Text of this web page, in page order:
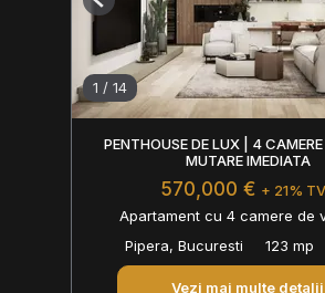
1 / 14
Previous
PENTHOUSE DE LUX | 4 CAMERE
MUTARE IMEDIATA
570,000 € + 21%
Apartament cu 4 camere de
Pipera, Bucuresti
123 mp
Vezi mai multe detalii